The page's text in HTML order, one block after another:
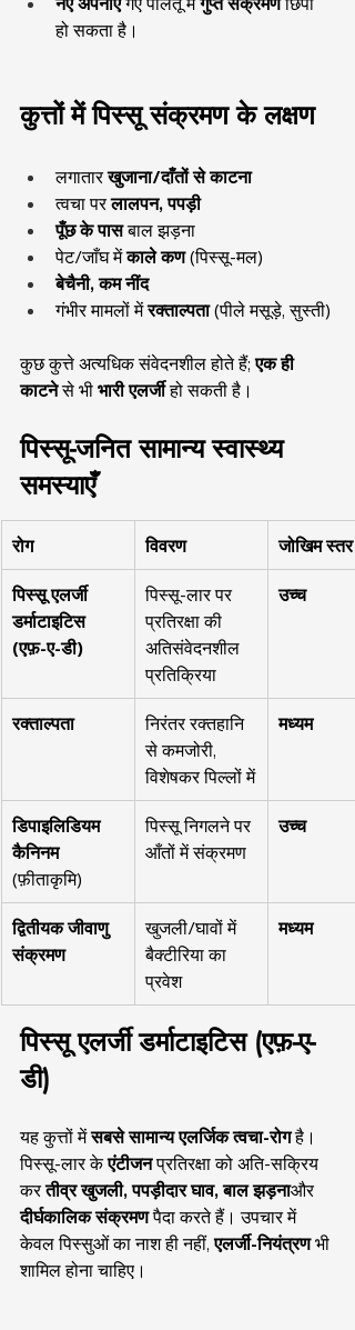
हो सकता है।
कुत्तों में पिस्सू संक्रमण के लक्षण
लगातार खुजाना/दाँतों से काटना
त्वचा पर लालपन, पपड़ी
पूँछ के पास बाल झड़ना
पेट/जाँघ में काले कण (पिस्सू-मल)
बेचैनी, कम नींद
गंभीर मामलों में रक्ताल्पता (पीले मसूड़े, सुस्ती)
कुछ कुत्ते अत्यधिक संवेदनशील होते हैं; एक ही
काटने से भी भारी एलर्जी हो सकती है।
पिस्सू-जनित सामान्य स्वास्थ्य
समस्याएँ
रोग विवरण जोखिम स्तर
पिस्सू एलर्जी
डर्माटाइटिस
(एफ़-ए-डी)
पिस्सू-लार पर
प्रतिरक्षा की
अतिसंवेदनशील
प्रतिक्रिया
उच्च
रक्ताल्पता
निरंतर रक्तहानि
से कमजोरी,
विशेषकर पिल्लों में
मध्यम
डिपाइलिडियम
कैनिनम
(फ़ीताकृमि)
पिस्सू निगलने पर
आँतों में संक्रमण
उच्च
द्वितीयक जीवाणु
संक्रमण
खुजली/घावों में
बैक्टीरिया का
प्रवेश
मध्यम
पिस्सू एलर्जी डर्माटाइटिस (एफ़-ए-
डी)
यह कुत्तों में सबसे सामान्य एलर्जिक त्वचा-रोग है।
पिस्सू-लार के एंटीजन प्रतिरक्षा को अति-सक्रिय
कर तीव्र खुजली, पपड़ीदार घाव, बाल झड़नाऔर
दीर्घकालिक संक्रमण पैदा करते हैं। उपचार में
केवल पिस्सुओं का नाश ही नहीं, एलर्जी-नियंत्रण भी
शामिल होना चाहिए।